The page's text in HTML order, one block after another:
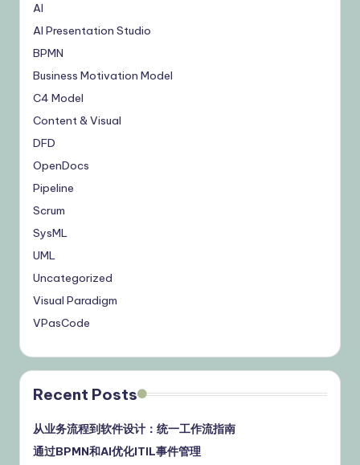
AI
AI Presentation Studio
BPMN
Business Motivation Model
C4 Model
Content & Visual
DFD
OpenDocs
Pipeline
Scrum
SysML
UML
Uncategorized
Visual Paradigm
VPasCode
Recent Posts
从业务流程到软件设计：统一工作流指南
通过BPMN和AI优化ITIL事件管理